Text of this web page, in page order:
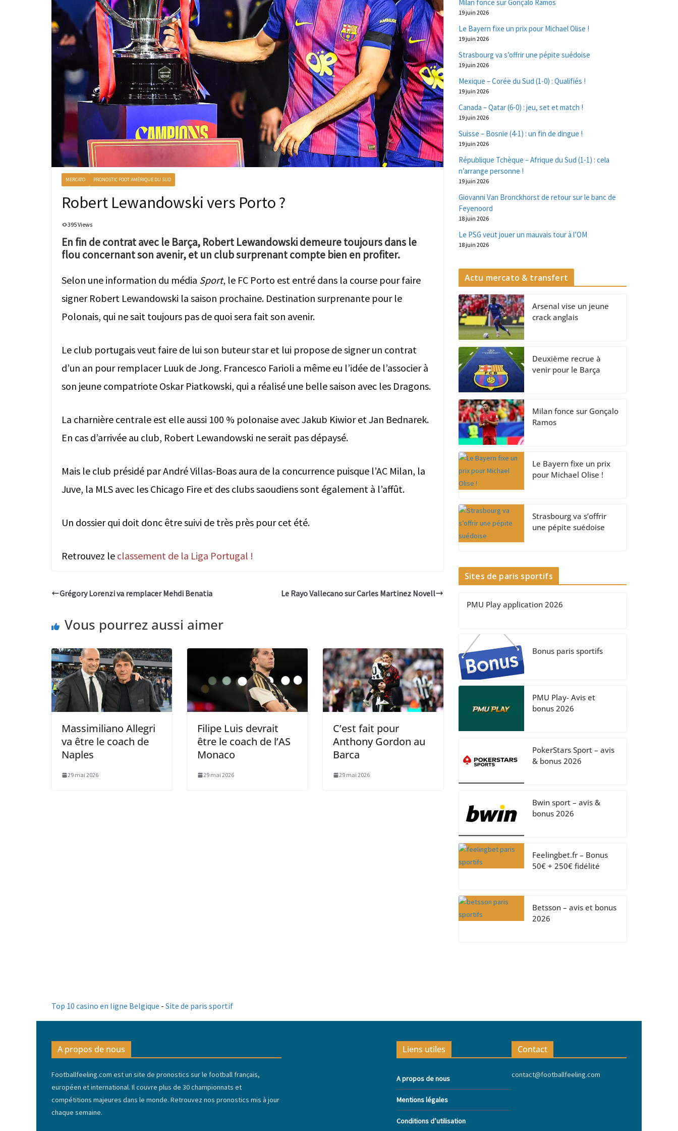
MERCATO PRONOSTIC FOOT AMÉRIQUE DU SUD
Robert Lewandowski vers Porto ?
395 Views
En fin de contrat avec le Barça, Robert Lewandowski demeure toujours dans le
flou concernant son avenir, et un club surprenant compte bien en profiter.
Selon une information du média Sport, le FC Porto est entré dans la course pour faire
signer Robert Lewandowski la saison prochaine. Destination surprenante pour le
Polonais, qui ne sait toujours pas de quoi sera fait son avenir.
Le club portugais veut faire de lui son buteur star et lui propose de signer un contrat
d’un an pour remplacer Luuk de Jong. Francesco Farioli a même eu l’idée de l’associer à
son jeune compatriote Oskar Piatkowski, qui a réalisé une belle saison avec les Dragons.
La charnière centrale est elle aussi 100 % polonaise avec Jakub Kiwior et Jan Bednarek.
En cas d’arrivée au club, Robert Lewandowski ne serait pas dépaysé.
Mais le club présidé par André Villas-Boas aura de la concurrence puisque l’AC Milan, la
Juve, la MLS avec les Chicago Fire et des clubs saoudiens sont également à l’affût.
Un dossier qui doit donc être suivi de très près pour cet été.
Retrouvez le classement de la Liga Portugal !
Grégory Lorenzi va remplacer Mehdi Benatia Le Rayo Vallecano sur Carles Martinez Novell
Vous pourrez aussi aimer
Massimiliano Allegri
va être le coach de
Naples
29 mai 2026
Filipe Luis devrait
être le coach de l’AS
Monaco
29 mai 2026
C’est fait pour
Anthony Gordon au
Barca
29 mai 2026
Milan fonce sur Gonçalo Ramos
19 juin 2026
Le Bayern fixe un prix pour Michael Olise !
19 juin 2026
Strasbourg va s’offrir une pépite suédoise
19 juin 2026
Mexique – Corée du Sud (1-0) : Qualifiés !
19 juin 2026
Canada – Qatar (6-0) : jeu, set et match !
19 juin 2026
Suisse – Bosnie (4-1) : un fin de dingue !
19 juin 2026
République Tchèque – Afrique du Sud (1-1) : cela
n’arrange personne !
19 juin 2026
Giovanni Van Bronckhorst de retour sur le banc de
Feyenoord
18 juin 2026
Le PSG veut jouer un mauvais tour à l’OM
18 juin 2026
Actu mercato & transfert
Arsenal vise un jeune
crack anglais
Deuxième recrue à
venir pour le Barça
Milan fonce sur Gonçalo
Ramos
Le Bayern fixe un prix
pour Michael Olise !
Strasbourg va s’offrir
une pépite suédoise
Sites de paris sportifs
PMU Play application 2026
Bonus paris sportifs
PMU Play- Avis et
bonus 2026
PokerStars Sport – avis
& bonus 2026
Bwin sport – avis &
bonus 2026
Feelingbet.fr – Bonus
50€ + 250€ fidélité
Betsson – avis et bonus
2026
Top 10 casino en ligne Belgique - Site de paris sportif
A propos de nous
Footballfeeling.com est un site de pronostics sur le football français,
européen et international. Il couvre plus de 30 championnats et
compétitions majeures dans le monde. Retrouvez nos pronostics mis à jour
chaque semaine.
Liens utiles
A propos de nous
Mentions légales
Conditions d’utilisation
Contact
contact@footballfeeling.com